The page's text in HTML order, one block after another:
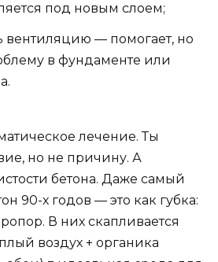
под новым слоем;
вентиляцию — помогает, но
в фундаменте или
лечение. Ты
но не причину. А
бетона. Даже самый
90-х годов — это как губка:
В них скапливается
воздух + органика